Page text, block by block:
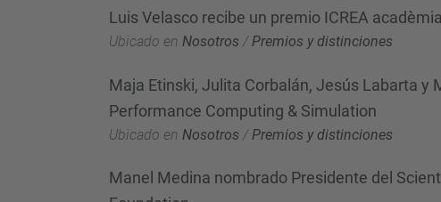
Luis Velasco recibe un premio ICREA
Ubicado en Nosotros /Premios y distinciones
Maja Etinski, Julita Corbalán, Jesús Labarta y
Performance Computing & Simulation
Ubicado en Nosotros / Premios y distinciones
Manel Medina nombrado Presidente del